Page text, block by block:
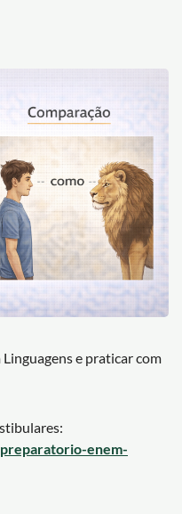
e praticar com
enem-